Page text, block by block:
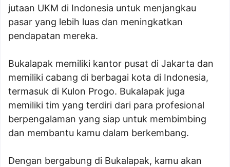
jutaan UKM di Indonesia untuk menjangkau
pasar yang lebih luas dan meningkatkan
pendapatan mereka.
Bukalapak memiliki kantor pusat di Jakarta dan
memiliki cabang di berbagai kota di Indonesia,
termasuk di Kulon Progo. Bukalapak juga
memiliki tim yang terdiri dari para profesional
berpengalaman yang siap untuk membimbing
dan membantu kamu dalam berkembang.
Dengan bergabung di Bukalapak, kamu akan